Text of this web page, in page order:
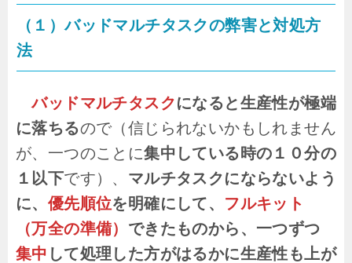
（１）バッドマルチタスクの弊害と対処方
法
バッドマルチタスクになると生産性が極端
に落ちるので（信じられないかもしれません
が、一つのことに集中している時の１０分の
１以下です）、 マルチタスクにならないよう
に、 優先順位を明確にして、 フルキット
（万全の準備） できたものから、一つずつ
集中 して処理した方がはるかに生産性も上が